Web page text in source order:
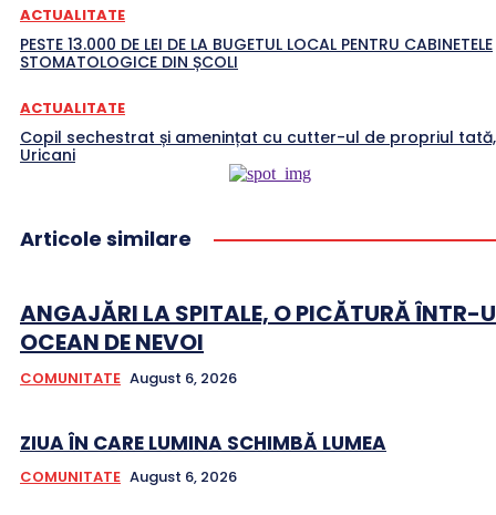
ACTUALITATE
PESTE 13.000 DE LEI DE LA BUGETUL LOCAL PENTRU CABINETELE
STOMATOLOGICE DIN ȘCOLI
ACTUALITATE
Copil sechestrat și amenințat cu cutter-ul de propriul
Uricani
Articole similare
ANGAJĂRI LA SPITALE, O PICĂTURĂ ÎNTR-
OCEAN DE NEVOI
COMUNITATE August 6, 2026
ZIUA ÎN CARE LUMINA SCHIMBĂ LUMEA
COMUNITATE August 6, 2026